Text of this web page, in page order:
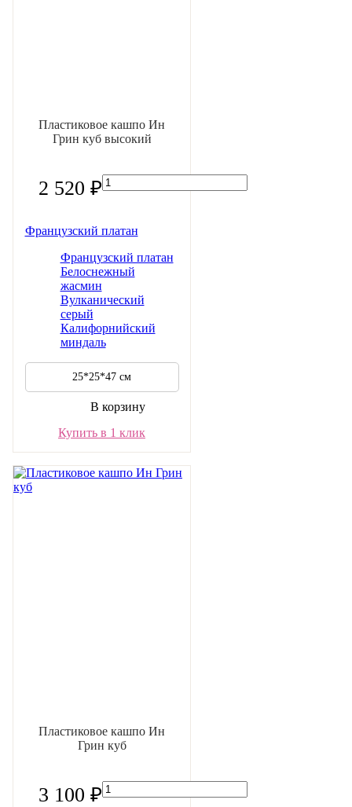
Пластиковое кашпо Ин
Грин куб высокий
2 520 ₽
Французский платан
Французский платан
Белоснежный
жасмин
Вулканический
серый
Калифорнийский
миндаль
25*25*47 см
В корзину
Купить в 1 клик
Пластиковое кашпо Ин
Грин куб
3 100 ₽